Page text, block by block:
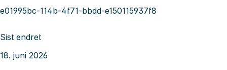
e01995bc-114b-4f71-bbdd-e150115937f8
Sist endret
18. juni 2026